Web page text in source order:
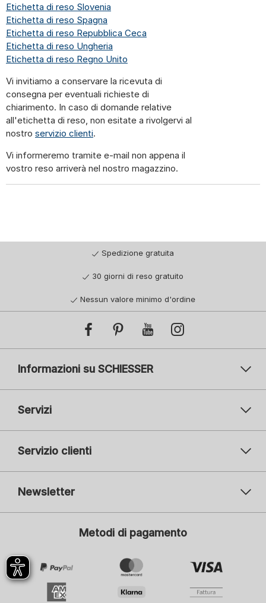
Etichetta di reso Slovenia
Etichetta di reso Spagna
Etichetta di reso Repubblica Ceca
Etichetta di reso Ungheria
Etichetta di reso Regno Unito
Vi invitiamo a conservare la ricevuta di
consegna per eventuali richieste di
chiarimento. In caso di domande relative
all'etichetta di reso, non esitate a rivolgervi al
nostro servizio clienti.
Vi informeremo tramite e-mail non appena il
vostro reso arriverà nel nostro magazzino.
Spedizione gratuita
30 giorni di reso gratuito
Nessun valore minimo d'ordine
Informazioni su SCHIESSER
Servizi
Servizio clienti
Newsletter
Iscrizione
Mi interessa:
Moda bambini
ADIDAS
Metodi di pagamento